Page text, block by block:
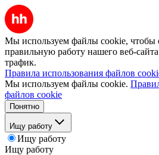
Мы используем файлы cookie, чтобы
правильную работу нашего веб-
трафик.
Правила использования файлов
Мы используем файлы cookie.
файлов cookie
Понятно
Ищу работу
Ищу работу
Ищу работу